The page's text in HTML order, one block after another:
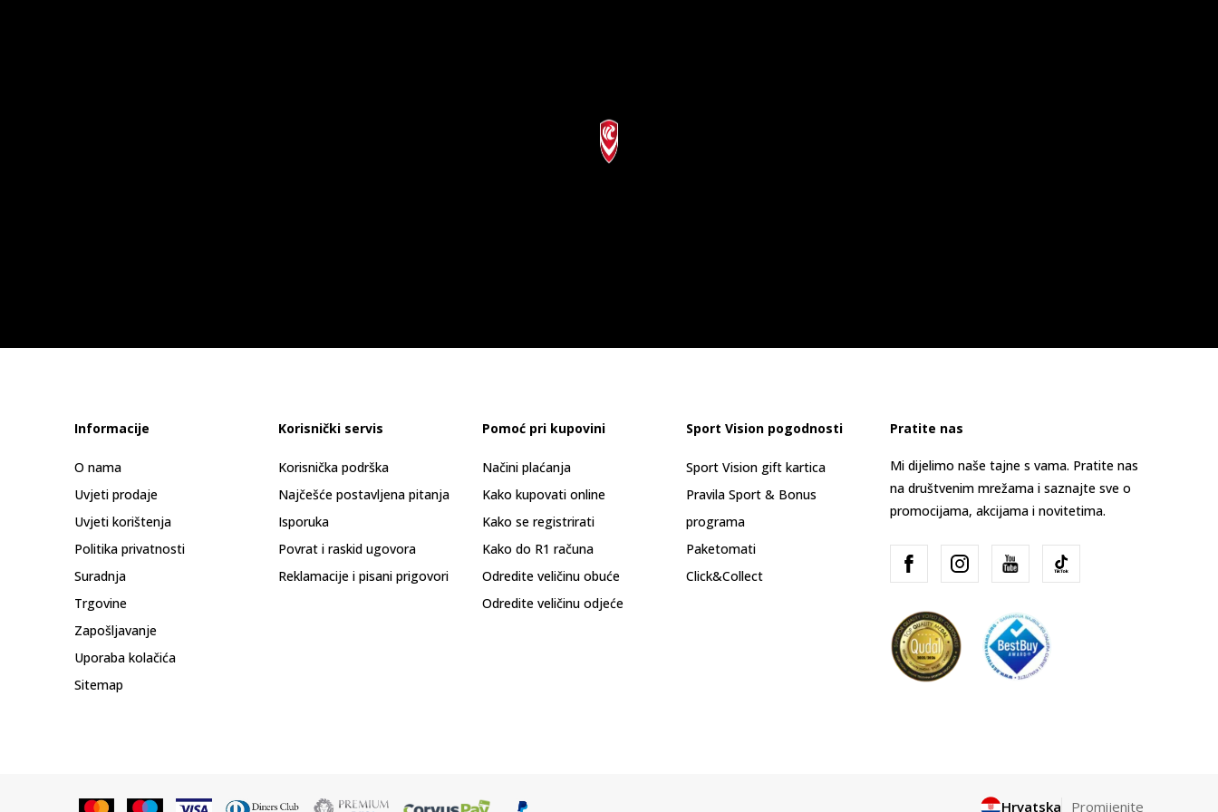
Informacije
O nama
Uvjeti prodaje
Uvjeti korištenja
Politika privatnosti
Suradnja
Trgovine
Zapošljavanje
Uporaba kolačića
Sitemap
Korisnički servis
Korisnička podrška
Najčešće postavljena pitanja
Isporuka
Povrat i raskid ugovora
Reklamacije i pisani prigovori
Pomoć pri kupovini
Načini plaćanja
Kako kupovati online
Kako se registrirati
Kako do R1 računa
Odredite veličinu obuće
Odredite veličinu odjeće
Sport Vision pogodnosti
Sport Vision gift kartica
Pravila Sport & Bonus
programa
Paketomati
Click&Collect
Pratite nas
Mi dijelimo naše tajne s vama. Pratite nas
na društvenim mrežama i saznajte sve o
promocijama, akcijama i novitetima.
Hrvatska Promijenite